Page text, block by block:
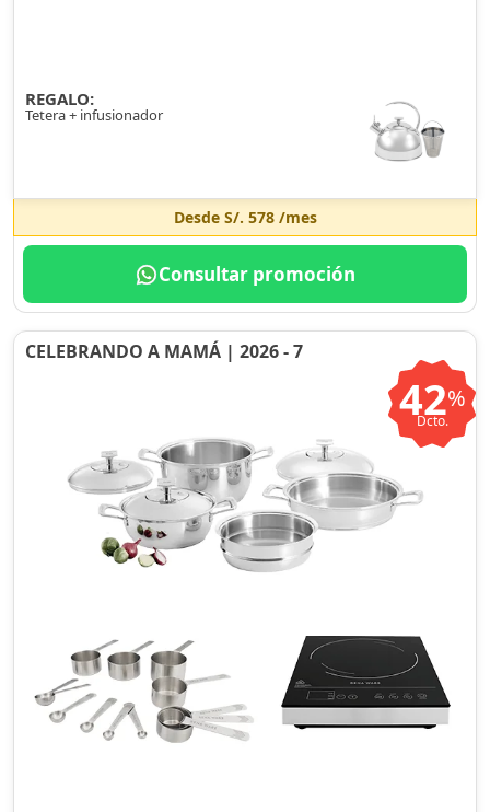
REGALO:
Tetera + infusionador
Desde S/. 578/mes
Consultar promoción
CELEBRANDO A MAMÁ | 2026 - 7
42%
Dcto.